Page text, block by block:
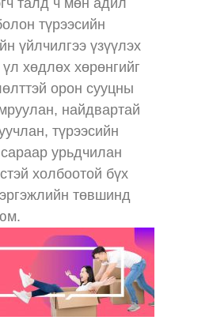
түрээсийн
үйлчилгээ үзүүлэх
хөдлөх хөрөнгийг
орон сууцны
найдвартай
түрээсийн
урьдчилан
холбоотой бүх
төвшинд